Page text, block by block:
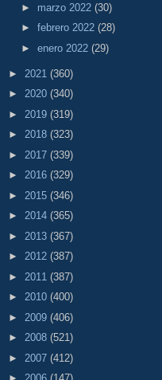
► marzo 2022 (30)
► febrero 2022 (28)
► enero 2022 (29)
► 2021 (360)
► 2020 (340)
► 2019 (319)
► 2018 (323)
► 2017 (339)
► 2016 (329)
► 2015 (346)
► 2014 (365)
► 2013 (367)
► 2012 (387)
► 2011 (387)
► 2010 (400)
► 2009 (406)
► 2008 (521)
► 2007 (412)